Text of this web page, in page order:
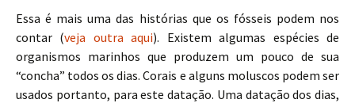
Essa é mais uma das histórias que os fósseis podem nos
contar (veja outra aqui). Existem algumas espécies de
organismos marinhos que produzem um pouco de sua
“concha” todos os dias. Corais e alguns moluscos podem ser
usados portanto, para este datação. Uma datação dos dias,